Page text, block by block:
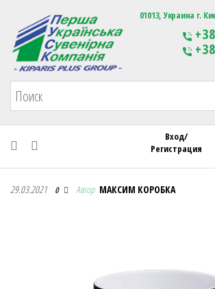
Первая Украинская Сувенирная01013, Украина г.
Вход/
Регистрация
Первая Украинская Сувенирная Компания
29.03.2021 0 Автор МАКСИМ КОРОБКА